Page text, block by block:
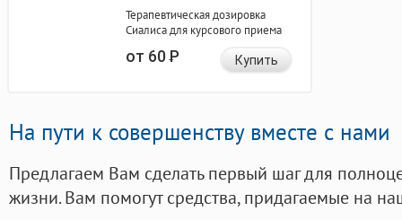
Терапевтическая дозировка
Сиалиса для курсового приема
от 60Р Купить
На пути к совершенству вместе с нами
Предлагаем Вам сделать первый шаг для
жизни. Вам помогут средства, придагаемые на